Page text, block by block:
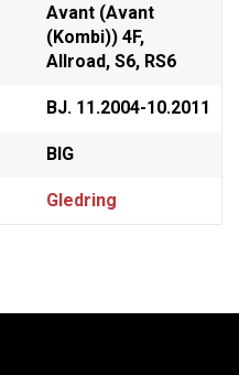
Avant (Avant
(Kombi)) 4F,
Allroad, S6, RS6
BJ. 11.2004-10.2011
BIG
Gledring